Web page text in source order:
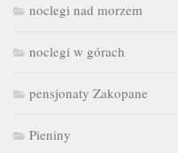
noclegi nad morzem
noclegi w górach
pensjonaty Zakopane
Pieniny